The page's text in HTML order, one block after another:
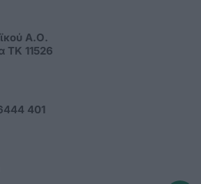
Α.Ο.
ΤΚ 11526
401